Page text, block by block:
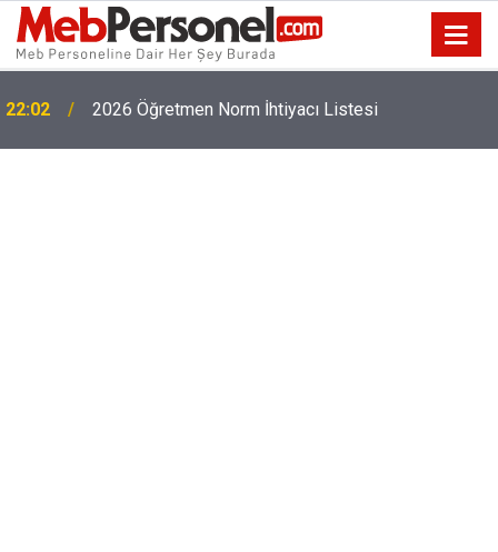
22:02 2026 Öğretmen Norm İhtiyacı Listesi